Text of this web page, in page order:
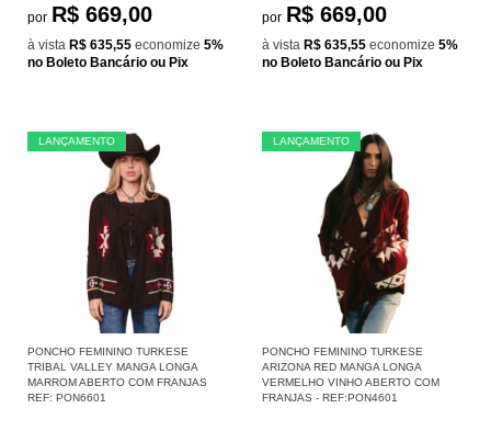
por R$ 669,00
à vista R$ 635,55 economize 5%
no Boleto Bancário ou Pix
por R$ 669,00
à vista R$ 635,55 economize 5%
no Boleto Bancário ou Pix
LANÇAMENTO
PONCHO FEMININO TURKESE
TRIBAL VALLEY MANGA LONGA
MARROM ABERTO COM FRANJAS
REF: PON6601
LANÇAMENTO
PONCHO FEMININO TURKESE
ARIZONA RED MANGA LONGA
VERMELHO VINHO ABERTO COM
FRANJAS - REF:PON4601